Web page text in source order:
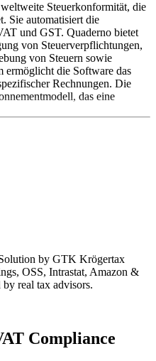
Steuerkonformität, die
Sie automatisiert die
und GST. Quaderno bietet
von Steuerverpflichtungen,
von Steuern sowie
ermöglicht die Software das
Rechnungen. Die
das eine
by GTK Krögertax
OSS, Intrastat, Amazon &
real tax advisors.
Compliance